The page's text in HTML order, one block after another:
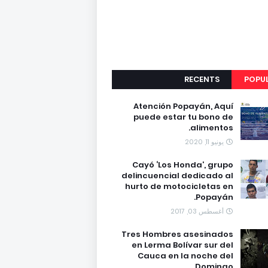
RECENTS
Atención Popayán, Aquí
puede estar tu bono de
alimentos.
يونيو 11, 2020
Cayó ‘Los Honda’, grupo
delincuencial dedicado al
hurto de motocicletas en
Popayán.
أغسطس 03, 2017
Tres Hombres asesinados
en Lerma Bolívar sur del
Cauca en la noche del